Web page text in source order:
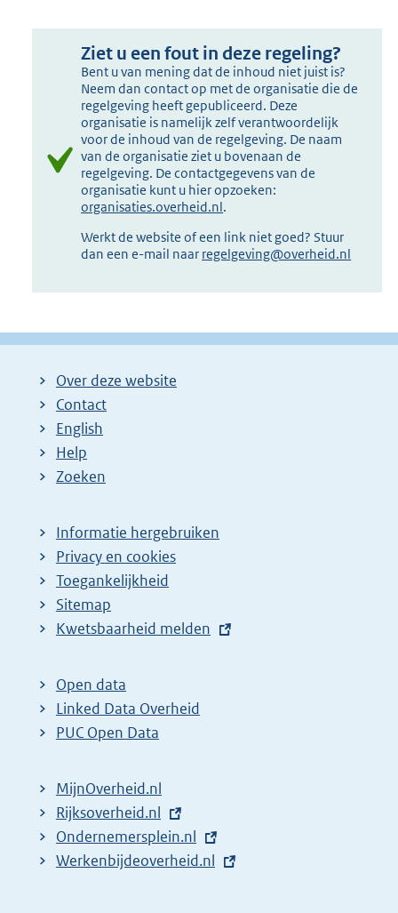
Ziet u een fout in deze regeling?
Bent u van mening dat de inhoud niet juist is?
Neem dan contact op met de organisatie die de
regelgeving heeft gepubliceerd. Deze
organisatie is namelijk zelf verantwoordelijk
voor de inhoud van de regelgeving. De naam
van de organisatie ziet u bovenaan de
regelgeving. De contactgegevens van de
organisatie kunt u hier opzoeken:
organisaties.overheid.nl.
Werkt de website of een link niet goed? Stuur
dan een e-mail naar regelgeving@overheid.nl
Over deze website
Contact
English
Help
Zoeken
Informatie hergebruiken
Privacy en cookies
Toegankelijkheid
Sitemap
E
t
e
r
l
i
n
k
Kwetsbaarheid melden
Open data
Linked Data Overheid
PUC Open Data
MijnOverheid.nl
E
x
t
Rijksoverheid.nl
E
x
Ondernemersplein.nl
E
Werkenbijdeoverheid.nl